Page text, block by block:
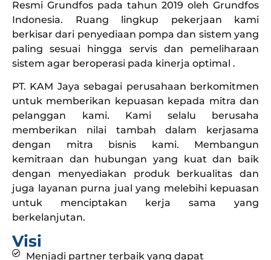
Resmi Grundfos pada tahun 2019 oleh Grundfos
Indonesia. Ruang lingkup pekerjaan kami
berkisar dari penyediaan pompa dan sistem yang
paling sesuai hingga servis dan pemeliharaan
sistem agar beroperasi pada kinerja optimal .
PT. KAM Jaya sebagai perusahaan berkomitmen
untuk memberikan kepuasan kepada mitra dan
pelanggan kami. Kami selalu berusaha
memberikan nilai tambah dalam kerjasama
dengan mitra bisnis kami. Membangun
kemitraan dan hubungan yang kuat dan baik
dengan menyediakan produk berkualitas dan
juga layanan purna jual yang melebihi kepuasan
untuk menciptakan kerja sama yang
berkelanjutan.
Visi
Menjadi partner terbaik yang dapat